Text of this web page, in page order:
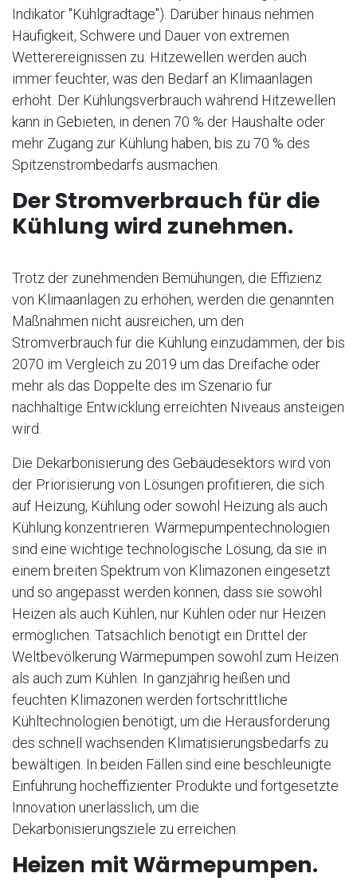
Indikator "Kühlgradtage"). Darüber hinaus nehmen
Häufigkeit, Schwere und Dauer von extremen
Wetterereignissen zu. Hitzewellen werden auch
immer feuchter, was den Bedarf an Klimaanlagen
erhöht. Der Kühlungsverbrauch während Hitzewellen
kann in Gebieten, in denen 70 % der Haushalte oder
mehr Zugang zur Kühlung haben, bis zu 70 % des
Spitzenstrombedarfs ausmachen.
Der Stromverbrauch für die
Kühlung wird zunehmen.
Trotz der zunehmenden Bemühungen, die Effizienz
von Klimaanlagen zu erhöhen, werden die genannten
Maßnahmen nicht ausreichen, um den
Stromverbrauch für die Kühlung einzudämmen, der bis
2070 im Vergleich zu 2019 um das Dreifache oder
mehr als das Doppelte des im Szenario für
nachhaltige Entwicklung erreichten Niveaus ansteigen
wird.
Die Dekarbonisierung des Gebäudesektors wird von
der Priorisierung von Lösungen profitieren, die sich
auf Heizung, Kühlung oder sowohl Heizung als auch
Kühlung konzentrieren. Wärmepumpentechnologien
sind eine wichtige technologische Lösung, da sie in
einem breiten Spektrum von Klimazonen eingesetzt
und so angepasst werden können, dass sie sowohl
Heizen als auch Kühlen, nur Kühlen oder nur Heizen
ermöglichen. Tatsächlich benötigt ein Drittel der
Weltbevölkerung Wärmepumpen sowohl zum Heizen
als auch zum Kühlen. In ganzjährig heißen und
feuchten Klimazonen werden fortschrittliche
Kühltechnologien benötigt, um die Herausforderung
des schnell wachsenden Klimatisierungsbedarfs zu
bewältigen. In beiden Fällen sind eine beschleunigte
Einführung hocheffizienter Produkte und fortgesetzte
Innovation unerlässlich, um die
Dekarbonisierungsziele zu erreichen.
Heizen mit Wärmepumpen.